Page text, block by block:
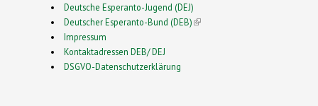
Deutsche Esperanto-Jugend (DEJ)
Deutscher Esperanto-Bund (DEB)(link is external)
Impressum
Kontaktadressen DEB/ DEJ
DSGVO-Datenschutzerklärung